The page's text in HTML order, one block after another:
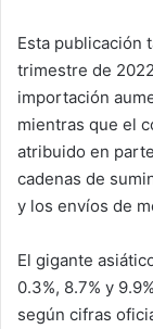
Esta publicación
trimestre de
importación
mientras que el
atribuido en
cadenas de
y los envíos de
El gigante
0.3%, 8.7% y
según cifras